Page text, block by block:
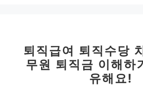
퇴직급여 퇴직수당
무원 퇴직금 이해하
유해요!